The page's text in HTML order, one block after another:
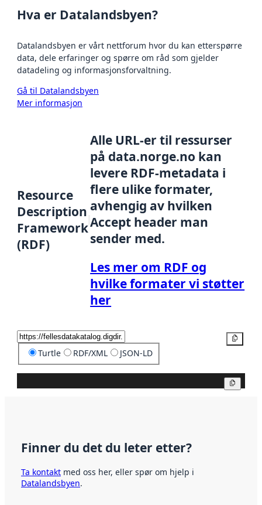
Hva er Datalandsbyen?
Datalandsbyen er vårt nettforum hvor du kan etterspørre
data, dele erfaringer og spørre om råd som gjelder
datadeling og informasjonsforvaltning.
Gå til Datalandsbyen
Mer informasjon
Resource
Description
Framework
(RDF)
Alle URL-er til ressurser
på data.norge.no kan
levere RDF-metadata i
flere ulike formater,
avhengig av hvilken
Accept header man
sender med.
Les mer om RDF og
hvilke formater vi støtter
her
Turtle RDF/XML JSON-LD
Finner du det du leter etter?
Ta kontakt med oss her, eller spør om hjelp i
Datalandsbyen.